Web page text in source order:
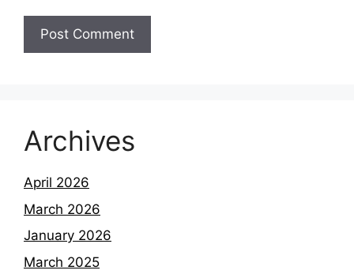
Archives
April 2026
March 2026
January 2026
March 2025